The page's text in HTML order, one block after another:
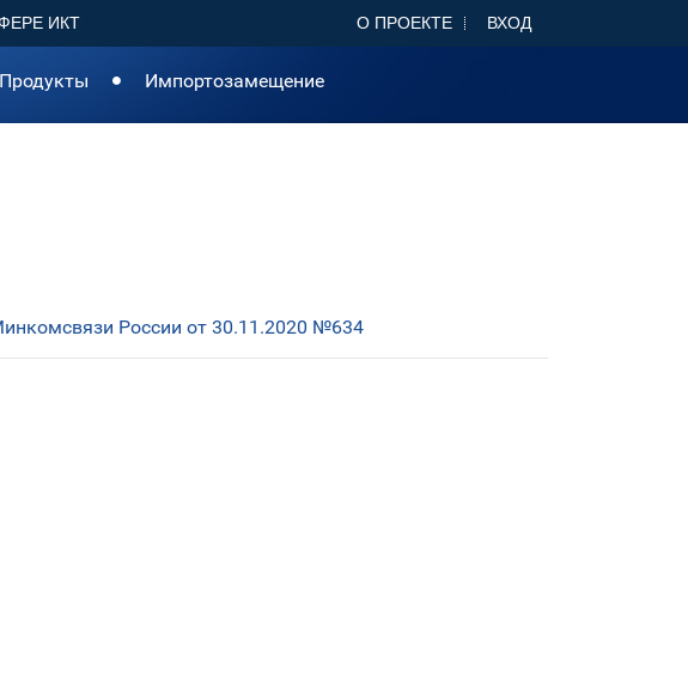
ИКТ О ПРОЕКТЕ ВХОД
Продукты Импортозамещение
России от 30.11.2020 №634